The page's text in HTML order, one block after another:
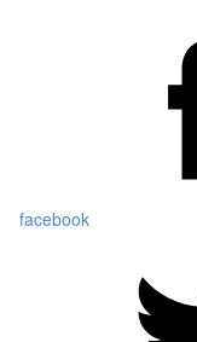
facebook